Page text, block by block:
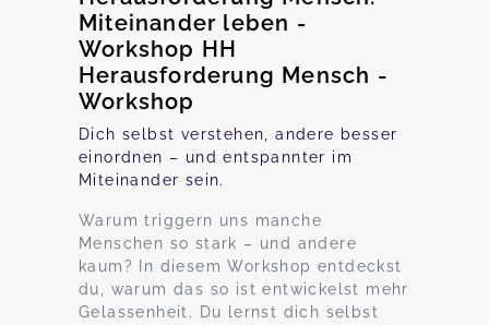
Miteinander leben -
Workshop HH
Herausforderung Mensch -
Workshop
Dich selbst verstehen, andere besser
einordnen – und entspannter im
Miteinander sein.
Warum triggern uns manche
Menschen so stark – und andere
kaum? In diesem Workshop entdeckst
du, warum das so ist entwickelst mehr
Gelassenheit. Du lernst dich selbst